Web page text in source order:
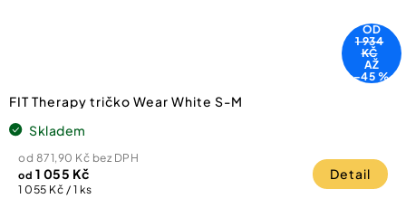
OD
1 934
KČ
AŽ
–45 %
FIT Therapy tričko Wear White S-M
Skladem
od 871,90 Kč bez DPH
od 1 055 Kč
Měrná
1 055 Kč / 1 ks
Detail